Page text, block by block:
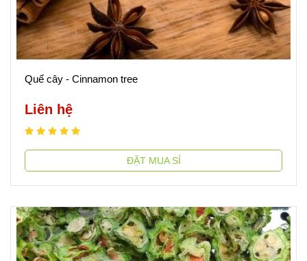
Quế cây - Cinnamon tree
Liên hệ
ĐẶT MUA SỈ